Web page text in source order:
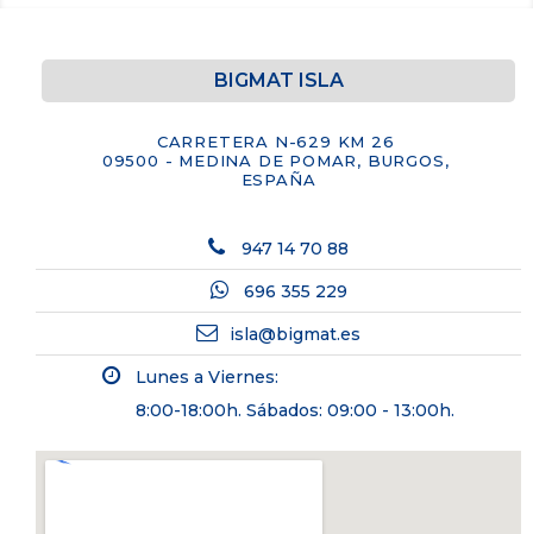
BIGMAT ISLA
CARRETERA N-629 KM 26
09500 - MEDINA DE POMAR, BURGOS,
ESPAÑA
947 14 70 88
696 355 229
isla@bigmat.es
Lunes a Viernes:
8:00-18:00h. Sábados: 09:00 - 13:00h.